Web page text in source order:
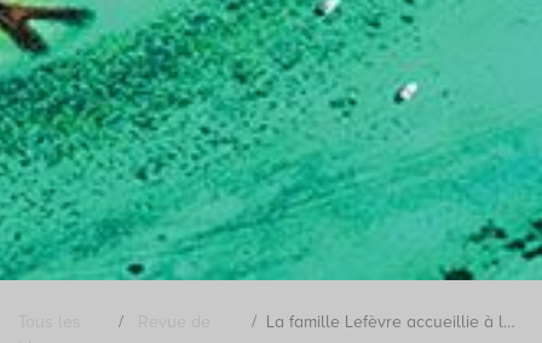
La famille Lefèvre accueillie à la Réunion